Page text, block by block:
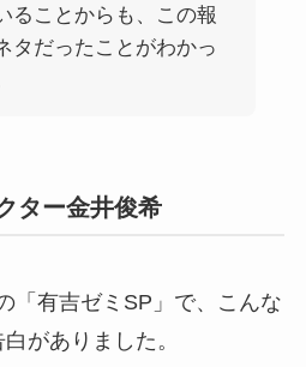
ることからも、この報
タだったことがわかっ
ター金井俊希
「有吉ゼミSP」で、こんな
がありました。